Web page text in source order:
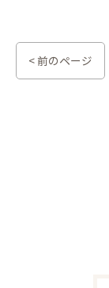
< 前のページ